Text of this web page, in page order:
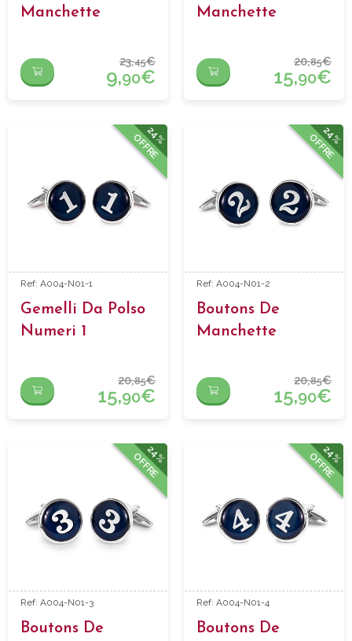
Manchette
23,45€
9,90€
Manchette
20,85€
15,90€
24%
OFFRE
Ref: A004-N01-1
Gemelli Da Polso
Numeri 1
20,85€
15,90€
24%
OFFRE
Ref: A004-N01-2
Boutons De
Manchette
20,85€
15,90€
24%
OFFRE
Ref: A004-N01-3
Boutons De
24%
OFFRE
Ref: A004-N01-4
Boutons De